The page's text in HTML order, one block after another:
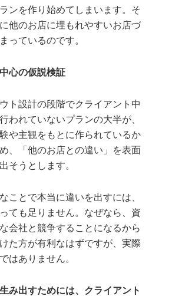
ンを作り始めてしまいます。そ
他のお店に埋もれやすいお店づ
っているのです。
心の仮説検証
ト設計の段階でクライアント中
われていないプランの大半が、
や主観をもとに作られているか
、「他のお店との違い」を表面
そうとします。
ことで本当に違いを出すには、
ても足りません。なぜなら、資
会社と競争することになるから
た方が有利なはずですが、実際
はありません。
み出すためには、クライアント